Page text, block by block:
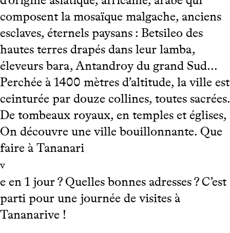
composent la mosaïque malgache, anciens
esclaves, éternels paysans : Betsileo des
hautes terres drapés dans leur lamba,
éleveurs bara, Antandroy du grand Sud…
Perchée à 1400 mètres d’altitude, la ville est
ceinturée par douze collines, toutes sacrées.
De tombeaux royaux, en temples et églises,
On découvre une ville bouillonnante. Que
faire à Tananari
v
e en 1 jour ? Quelles bonnes adresses ? C’est
parti pour une journée de visites à
Tananarive !